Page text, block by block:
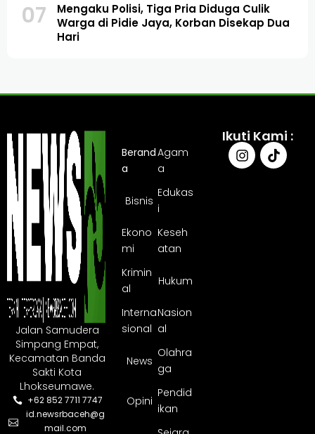
07
Mengaku Polisi, Tiga Pria Diduga Culik
Warga di Pidie Jaya, Korban Disekap Dua
Hari
Jalan Samudera
Simpang Empat,
Kecamatan Banda
Sakti Kota
Lhokseumawe.
+62 852 7711 7747
id.newsrbaceh@g
mail.com
Berand
a
Agam
a
Bisnis
Edukas
i
Ekono
mi
Keseh
atan
Krimin
al
Hukum
Interna
sional
Nasion
al
News
Olahra
ga
Opini
Pendid
ikan
Ikuti Kami :